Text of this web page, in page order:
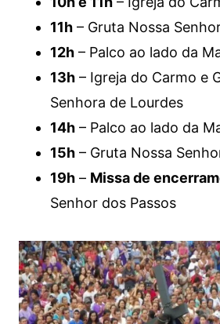
11h – Gruta Nossa
12h – Palco ao lado da
13h – Igreja do Carmo e
Senhora de Lourdes
14h – Palco ao lado da
15h – Gruta Nossa
19h – Missa de
Senhor dos Passos